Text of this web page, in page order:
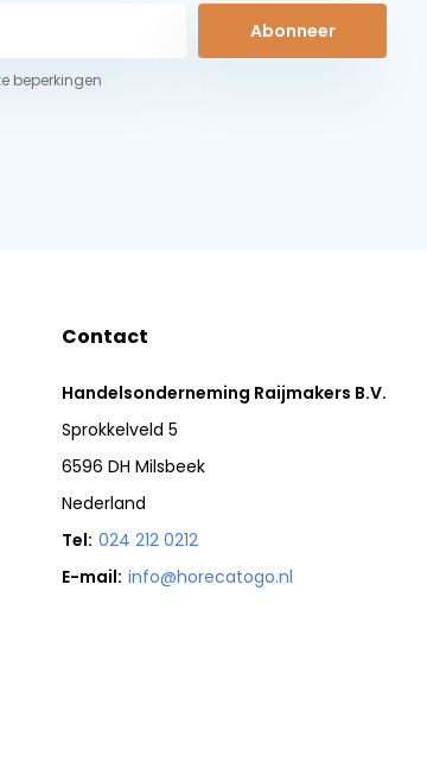
Abonneer
beperkingen
Contact
Handelsonderneming Raijmakers B.V.
Sprokkelveld 5
6596 DH Milsbeek
Nederland
Tel: 024 212 0212
E-mail: info@horecatogo.nl